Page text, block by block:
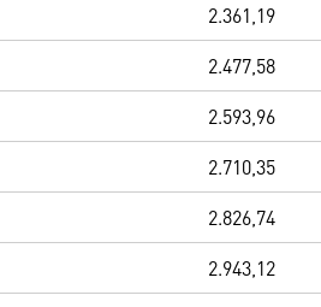
2.361,19
2.477,58
2.593,96
2.710,35
2.826,74
2.943,12